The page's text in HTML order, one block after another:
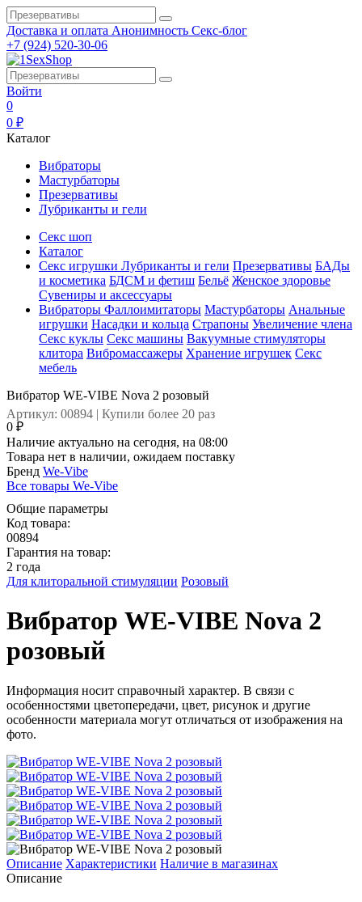
Доставка и оплата Анонимность Секс-блог
+7 (924) 520-30-06
Войти
0
0 ₽
Каталог
Вибраторы
Мастурбаторы
Презервативы
Лубриканты и гели
Секс шоп
Каталог
Секс игрушки Лубриканты и гели Презервативы БАДы
и косметика БДСМ и фетиш Бельё Женское здоровье
Сувениры и аксессуары
Вибраторы Фаллоимитаторы Мастурбаторы Анальные
игрушки Насадки и кольца Страпоны Увеличение члена
Секс куклы Секс машины Вакуумные стимуляторы
клитора Вибромассажеры Хранение игрушек Секс
мебель
Вибратор WE-VIBE Nova 2 розовый
Артикул: 00894 | Купили более 20 раз
0 ₽
Наличие актуально на сегодня, на 08:00
Товара нет в наличии, ожидаем поставку
Бренд We-Vibe
Все товары We-Vibe
Общие параметры
Код товара:
00894
Гарантия на товар:
2 года
Для клиторальной стимуляции Розовый
Вибратор WE-VIBE Nova 2
розовый
Информация носит справочный характер. В связи с
особенностями цветопередачи, цвет, рисунок и другие
особенности материала могут отличаться от изображения на
фото.
Описание Характеристики Наличие в магазинах
Описание